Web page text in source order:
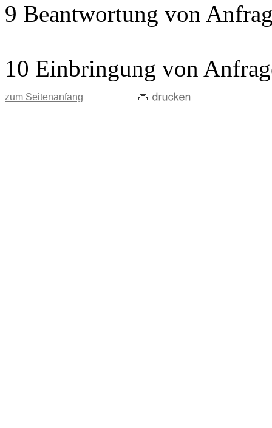
9 Beantwortung von
10 Einbringung von
zum Seitenanfang